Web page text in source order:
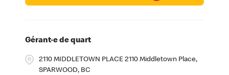
Gérant·e de quart
2110 MIDDLETOWN PLACE 2110 Middletown Place,
SPARWOOD, BC